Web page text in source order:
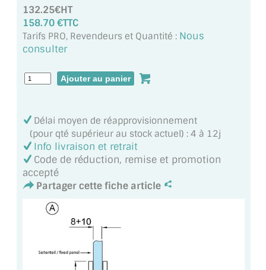
MIROIR TV
VERRE SUR MESURE
PAROI DE DOUCHE
VERRE FEUILLETÉ
VERRE ANTI-REFLET
VERRE LAQUÉ/CRÉDENCE
VERRE FEUILLETÉ/TREMPÉ
132.25€HT
158.70 €TTC
Tarifs PRO, Revendeurs et Quantité : Nous
consulter
Délai moyen de réapprovisionnement
(pour qté supérieur au stock actuel) : 4 à 12j
Info livraison et retrait
Code de réduction, remise et promotion
accepté
Partager cette fiche article